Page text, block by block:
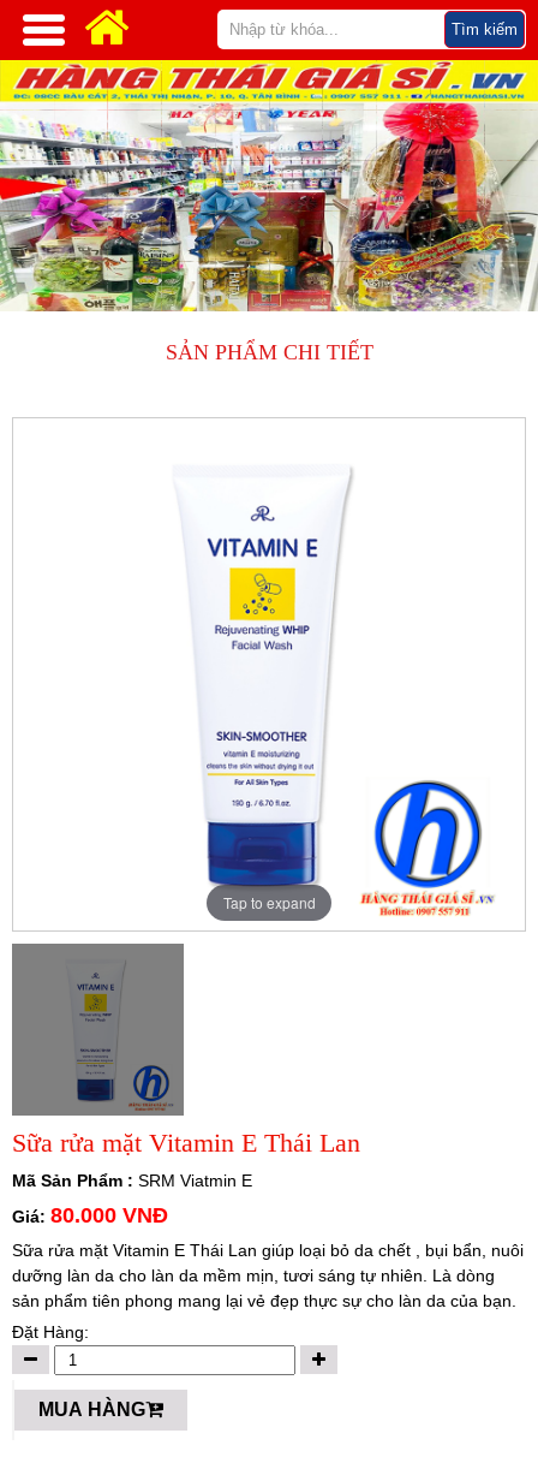
SẢN PHẨM CHI TIẾT
Tap to expand
Sữa rửa mặt Vitamin E Thái Lan
Mã Sản Phẩm : SRM Viatmin E
Giá: 80.000 VNĐ
Sữa rửa mặt Vitamin E Thái Lan giúp loại bỏ da chết , bụi bẩn, nuôi
dưỡng làn da cho làn da mềm mịn, tươi sáng tự nhiên. Là dòng
sản phẩm tiên phong mang lại vẻ đẹp thực sự cho làn da của bạn.
Đặt Hàng:
MUA HÀNG